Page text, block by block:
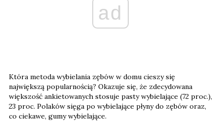
ad
Która metoda wybielania zębów w domu cieszy się
największą popularnością? Okazuje się, że zdecydowana
większość ankietowanych stosuje pasty wybielające (72 proc.),
23 proc. Polaków sięga po wybielające płyny do zębów oraz,
co ciekawe, gumy wybielające.